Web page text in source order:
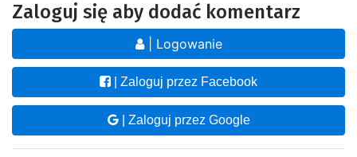
Zaloguj się aby dodać komentarz
| Logowanie
| Zaloguj przez Facebook
| Zaloguj przez Google